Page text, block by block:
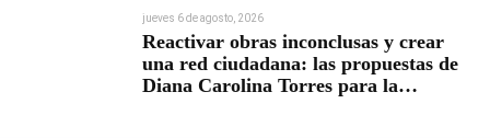
jueves 6 de agosto, 2026
Reactivar obras inconclusas y crear
una red ciudadana: las propuestas de
Diana Carolina Torres para la